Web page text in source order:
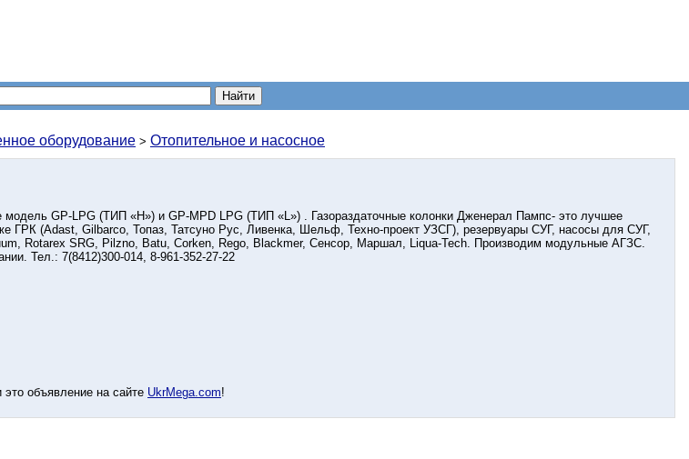
оборудование > Отопительное и насосное
GP-LPG (ТИП «H») и GP-MPD LPG (ТИП «L») . Газораздаточные колонки Дженерал Пампс- это лучшее
ГРК (Adast, Gilbarco, Топаз, Татсуно Рус, Ливенка, Шельф, Техно-проект УЗСГ), резервуары СУГ, насосы для СУГ,
Rotarex SRG, Pilzno, Batu, Corken, Rego, Blackmer, Сенсор, Маршал, Liqua-Tech. Производим модульные АГЗС.
Тел.: 7(8412)300-014, 8-961-352-27-22
объявление на сайте UkrMega.com!